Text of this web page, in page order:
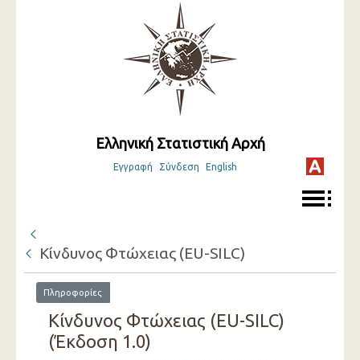
Ελληνική Στατιστική Αρχή
Εγγραφή Σύνδεση English
Κίνδυνος Φτώχειας (EU-SILC)
Πληροφορίες
Κίνδυνος Φτώχειας (EU-SILC)
(Έκδοση 1.0)